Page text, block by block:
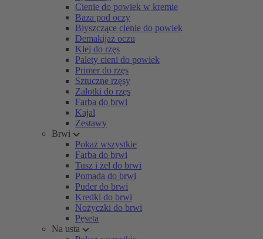
Cienie do powiek w kremie
Baza pod oczy
Błyszczące cienie do powiek
Demakijaż oczu
Klej do rzęs
Palety cieni do powiek
Primer do rzęs
Sztuczne rzęsy
Zalotki do rzęs
Farba do brwi
Kajal
Zestawy
Brwi
Pokaż wszystkie
Farba do brwi
Tusz i żel do brwi
Pomada do brwi
Puder do brwi
Kredki do brwi
Nożyczki do brwi
Pęseta
Na usta